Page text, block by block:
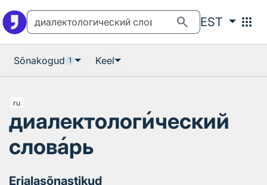
search EST apps
Sõnakogud 1 Keel
ru
диалектологический
словарь
Erialasõnastikud